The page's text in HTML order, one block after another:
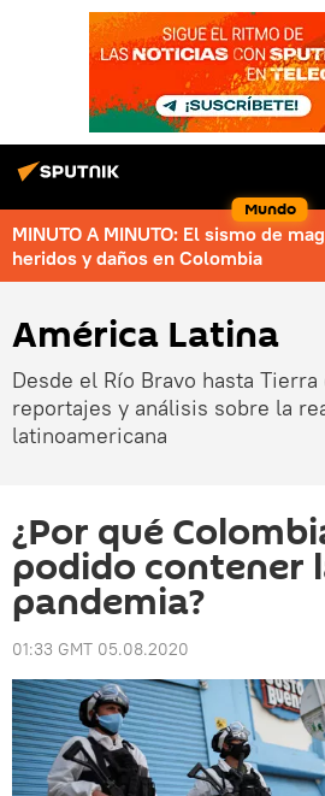
Mundo
MINUTO A MINUTO: El sismo de
heridos y daños en Colombia
América Latina
Desde el Río Bravo hasta
reportajes y análisis sobre la
latinoamericana
¿Por qué
podido contener
pandemia?
01:33 GMT 05.08.2020